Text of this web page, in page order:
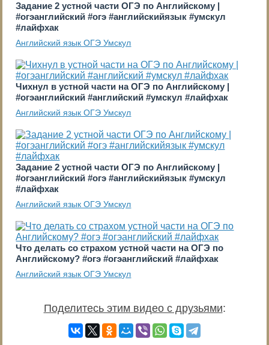
Задание 2 устной части ОГЭ по Английскому |
#огэанглийский #огэ #английскийязык #умскул
#лайфхак
Английский язык ОГЭ Умскул
Чихнул в устной части на ОГЭ по Английскому |
#огэанглийский #английский #умскул #лайфхак
Английский язык ОГЭ Умскул
Задание 2 устной части ОГЭ по Английскому |
#огэанглийский #огэ #английскийязык #умскул
#лайфхак
Английский язык ОГЭ Умскул
Что делать со страхом устной части на ОГЭ по
Английскому? #огэ #огэанглийский #лайфхак
Английский язык ОГЭ Умскул
Поделитесь этим видео с друзьями: